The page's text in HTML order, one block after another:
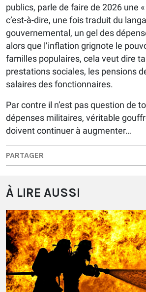
publics, parle de faire de 2026 une
c’est-à-dire, une fois traduit du
gouvernemental, un gel des
alors que l’inflation grignote le
familles populaires, cela veut dire
prestations sociales, les pensions
salaires des fonctionnaires.
Par contre il n’est pas question de
dépenses militaires, véritable
doivent continuer à augmenter…
PARTAGER
À LIRE AUSSI